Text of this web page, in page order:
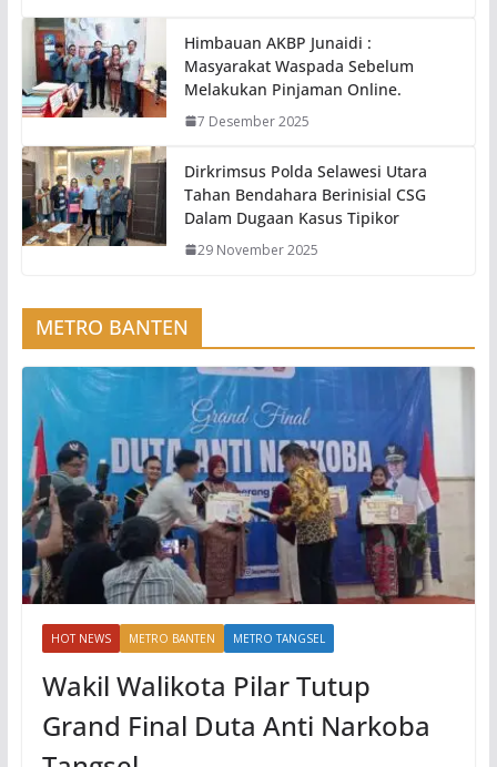
Himbauan AKBP Junaidi :
Masyarakat Waspada Sebelum
Melakukan Pinjaman Online.
7 Desember 2025
Dirkrimsus Polda Selawesi Utara
Tahan Bendahara Berinisial CSG
Dalam Dugaan Kasus Tipikor
29 November 2025
METRO BANTEN
HOT NEWS METRO BANTEN METRO TANGSEL
Wakil Walikota Pilar Tutup
Grand Final Duta Anti Narkoba